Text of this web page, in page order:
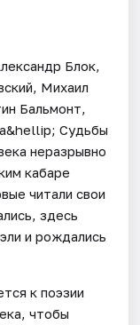
Блок,
Михаил
Бальмонт,
Судьбы
неразрывно
кабаре
читали свои
здесь
и рождались
к поэзии
чтобы